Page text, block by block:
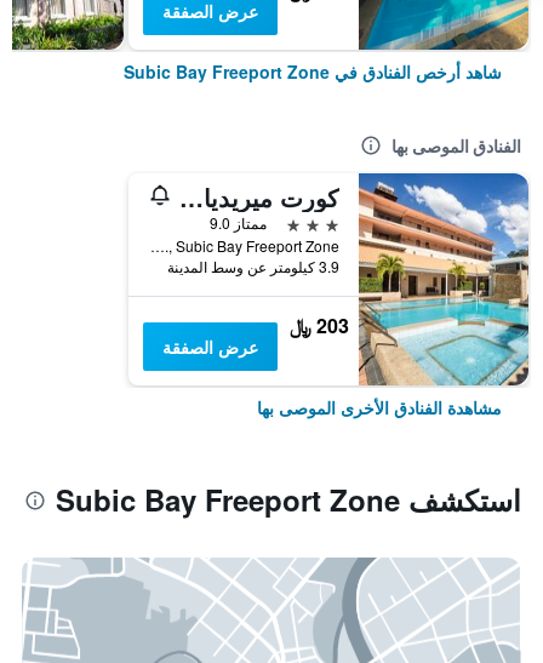
عرض الصفقة
شاهد أرخص الفنادق في Subic Bay Freeport Zone
الفنادق الموصى بها
كورت ميريديان هوتل آند سويتس
3 نجوم
ممتاز 9.0
Lot B Waterfront Road Corner Rojas St., Subic Bay Freeport Zone, الفلبين
3.9 كيلومتر عن وسط المدينة
203 ﷼
عرض الصفقة
مشاهدة الفنادق الأخرى الموصى بها
استكشف Subic Bay Freeport Zone